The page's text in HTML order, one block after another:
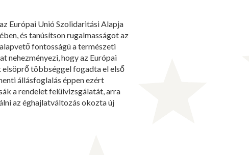
Európai Unió Szolidaritási Alapja
és tanúsítson rugalmasságot az
fontosságú a természeti
nehezményezi, hogy az Európai
elsöprő többséggel fogadta el első
állásfoglalás éppen ezért
a rendelet felülvizsgálatát, arra
az éghajlatváltozás okozta új